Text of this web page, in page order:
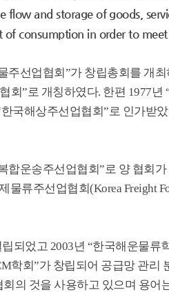
flow and storage of goods,
consumption in order to meet
주선업협회”가 창립총회를 개
회”로 개칭하였다. 한편 1977
국해상주선업협회”로 인가받
합운송주선업협회”로 양 협회
물류주선업협회(Korea Freight
되었고 2003년 “한국해운물류
학회”가 창립되어 공급망 관리
회의 것을 사용하고 있으며 용